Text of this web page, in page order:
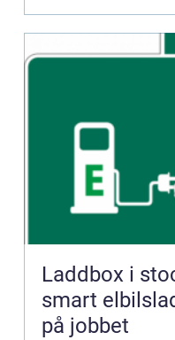
Laddbox i
smart
på jobbet